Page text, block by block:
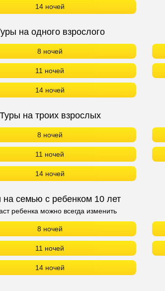
14 ночей
на одного взрослого
8 ночей
11 ночей
14 ночей
Туры на троих взрослых
8 ночей
11 ночей
14 ночей
на семью с ребенком 10 лет
ребенка можно всегда изменить
8 ночей
11 ночей
14 ночей